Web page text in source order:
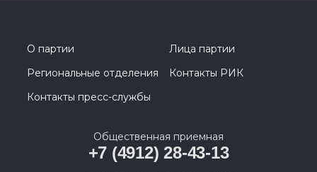
О партии
Лица партии
Региональные отделения
Контакты РИК
Контакты пресс-службы
Общественная приемная
+7 (4912) 28-43-13